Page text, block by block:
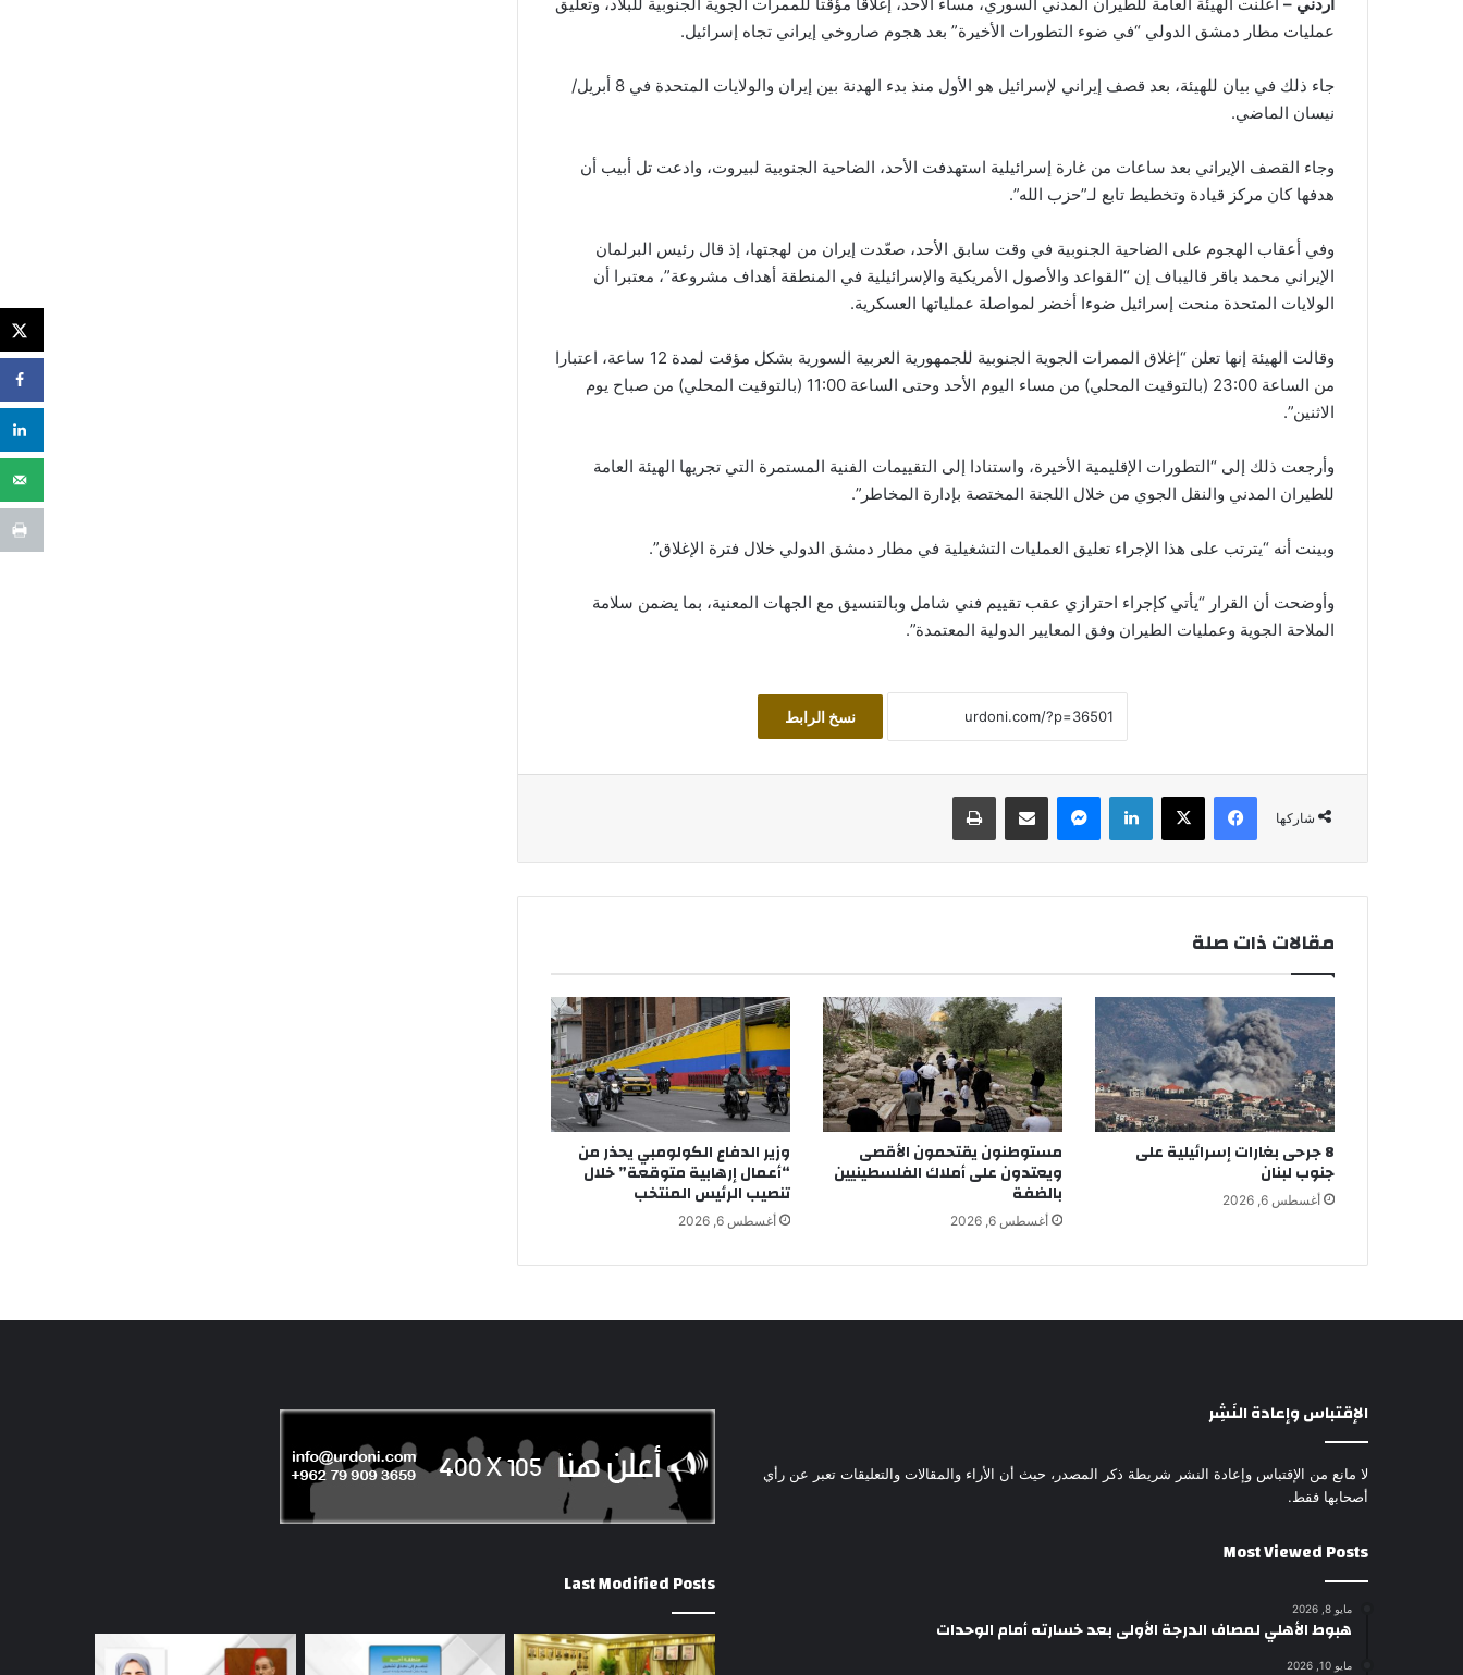
عمليات مطار دمشق الدولي “في ضوء التطورات الأخيرة” بعد هجوم صاروخي إيراني تجاه إسرائيل.
جاء ذلك في بيان للهيئة، بعد قصف إيراني لإسرائيل هو الأول منذ بدء الهدنة بين إيران والولايات المتحدة في 8 أبريل/
نيسان الماضي.
وجاء القصف الإيراني بعد ساعات من غارة إسرائيلية استهدفت الأحد، الضاحية الجنوبية لبيروت، وادعت تل أبيب أن
هدفها كان مركز قيادة وتخطيط تابع لـ”حزب الله”.
وفي أعقاب الهجوم على الضاحية الجنوبية في وقت سابق الأحد، صعّدت إيران من لهجتها، إذ قال رئيس البرلمان
الإيراني محمد باقر قاليباف إن “القواعد والأصول الأمريكية والإسرائيلية في المنطقة أهداف مشروعة”، معتبرا أن
الولايات المتحدة منحت إسرائيل ضوءا أخضر لمواصلة عملياتها العسكرية.
وقالت الهيئة إنها تعلن “إغلاق الممرات الجوية الجنوبية للجمهورية العربية السورية بشكل مؤقت لمدة 12 ساعة، اعتبارا
من الساعة 23:00 (بالتوقيت المحلي) من مساء اليوم الأحد وحتى الساعة 11:00 (بالتوقيت المحلي) من صباح يوم
الاثنين”.
وأرجعت ذلك إلى “التطورات الإقليمية الأخيرة، واستنادا إلى التقييمات الفنية المستمرة التي تجريها الهيئة العامة
للطيران المدني والنقل الجوي من خلال اللجنة المختصة بإدارة المخاطر”.
وبينت أنه “يترتب على هذا الإجراء تعليق العمليات التشغيلية في مطار دمشق الدولي خلال فترة الإغلاق”.
وأوضحت أن القرار “يأتي كإجراء احترازي عقب تقييم فني شامل وبالتنسيق مع الجهات المعنية، بما يضمن سلامة
الملاحة الجوية وعمليات الطيران وفق المعايير الدولية المعتمدة”.
نسخ الرابط
شاركها
فيسبوك لينكدإن
مقالات ذات صلة
8 جرحى بغارات إسرائيلية على
جنوب لبنان
أغسطس 6, 2026
مستوطنون يقتحمون الأقصى
ويعتدون على أملاك الفلسطينيين
بالضفة
أغسطس 6, 2026
وزير الدفاع الكولومبي يحذر من
“أعمال إرهابية متوقعة” خلال
تنصيب الرئيس المنتخب
أغسطس 6, 2026
الإقتباس وإعادة النَشِر
لا مانع من الإقتباس وإعادة النشر شريطة ذكر المصدر، حيث أن الأراء والمقالات والتعليقات تعبر عن رأي
أصحابها فقط.
Most Viewed Posts
مايو 8, 2026
هبوط الأهلي لمصاف الدرجة الأولى بعد خسارته أمام الوحدات
مايو 10, 2026
Last Modified Posts